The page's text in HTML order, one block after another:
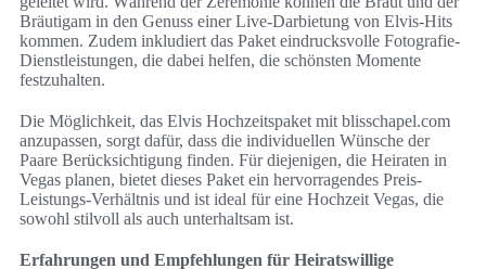
Bräutigam in den Genuss einer Live-Darbietung von Elvis-Hits
kommen. Zudem inkludiert das Paket eindrucksvolle Fotografie-
Dienstleistungen, die dabei helfen, die schönsten Momente
festzuhalten.
Die Möglichkeit, das Elvis Hochzeitspaket mit blisschapel.com
anzupassen, sorgt dafür, dass die individuellen Wünsche der
Paare Berücksichtigung finden. Für diejenigen, die Heiraten in
Vegas planen, bietet dieses Paket ein hervorragendes Preis-
Leistungs-Verhältnis und ist ideal für eine Hochzeit Vegas, die
sowohl stilvoll als auch unterhaltsam ist.
Erfahrungen und Empfehlungen für Heiratswillige